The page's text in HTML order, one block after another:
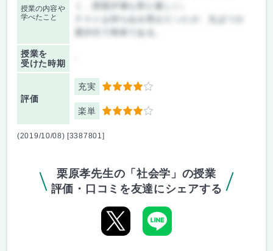
授業の内容や
学べたこと
く、課題評価も割と厳しい。
選択式で簡単である。
授業を
受けた時期
評価
充実 4
楽単 4
(2019/10/08) [3387801]
栗原孝先生の「社会学」の授業
評価・口コミを友達にシェアする